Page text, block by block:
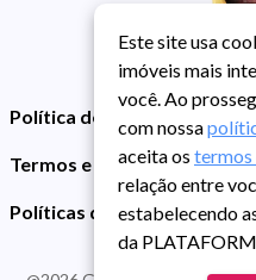
Política de Privacidade
Termos e Condições de Uso
Políticas de Cookies
Este site usa
imóveis mais
você. Ao
com nossa
aceita os termos
relação entre
estabelecendo
da